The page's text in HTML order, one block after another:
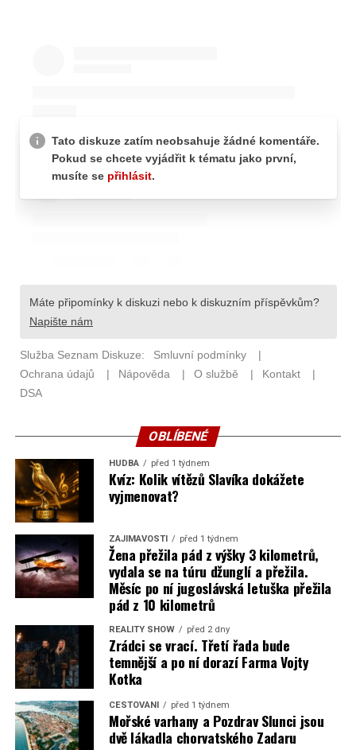
OBLÍBENÉ
HUDBA před 1 týdnem
Kvíz: Kolik vítězů Slavíka dokážete
vyjmenovat?
ZAJÍMAVOSTI před 1 týdnem
Žena přežila pád z výšky 3 kilometrů,
vydala se na túru džunglí a přežila.
Měsíc po ní jugoslávská letuška přežila
pád z 10 kilometrů
REALITY SHOW před 2 dny
Zrádci se vrací. Třetí řada bude
temnější a po ní dorazí Farma Vojty
Kotka
CESTOVÁNÍ před 1 týdnem
Mořské varhany a Pozdrav Slunci jsou
dvě lákadla chorvatského Zadaru